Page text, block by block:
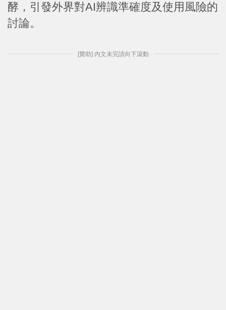
酵，引發外界對AI辨識準確度及使用風險的
討論。
[贊助] 內文未完請向下滾動